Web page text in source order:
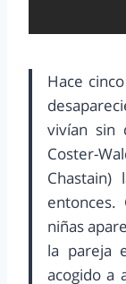
Hace
vivían sin
Coster-
Chastain)
niñas
la pareja
acogido a